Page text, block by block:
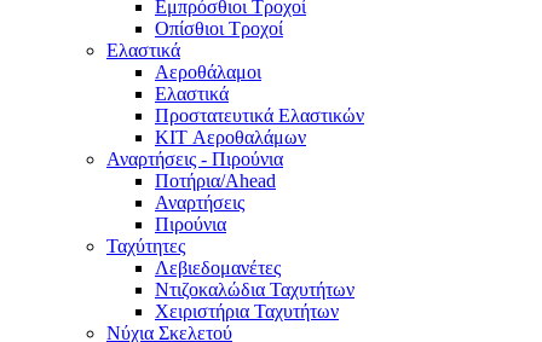
Εμπρόσθιοι Τροχοί
Οπίσθιοι Τροχοί
Ελαστικά
Αεροθάλαμοι
Ελαστικά
Προστατευτικά Ελαστικών
KIT Αεροθαλάμων
Αναρτήσεις - Πιρούνια
Ποτήρια/Ahead
Αναρτήσεις
Πιρούνια
Ταχύτητες
Λεβιεδομανέτες
Ντιζοκαλώδια Ταχυτήτων
Χειριστήρια Ταχυτήτων
Νύχια Σκελετού